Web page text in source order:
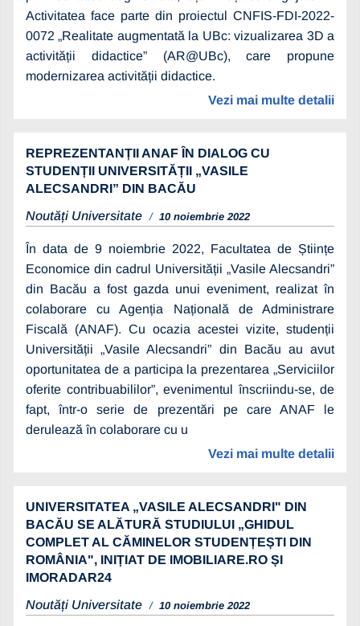
Activitatea face parte din proiectul CNFIS-FDI-2022-
0072 „Realitate augmentată la UBc: vizualizarea 3D a
activității didactice” (AR@UBc), care propune
modernizarea activității didactice.
Vezi mai multe detalii
REPREZENTANȚII ANAF ÎN DIALOG CU
STUDENȚII UNIVERSITĂȚII „VASILE
ALECSANDRI” DIN BACĂU
Noutăți Universitate
10 noiembrie 2022
În data de 9 noiembrie 2022, Facultatea de Științe
Economice din cadrul Universității „Vasile Alecsandri”
din Bacău a fost gazda unui eveniment, realizat în
colaborare cu Agenția Națională de Administrare
Fiscală (ANAF). Cu ocazia acestei vizite, studenții
Universității „Vasile Alecsandri” din Bacău au avut
oportunitatea de a participa la prezentarea „Serviciilor
oferite contribuabililor”, evenimentul înscriindu-se, de
fapt, într-o serie de prezentări pe care ANAF le
derulează în colaborare cu u
Vezi mai multe detalii
UNIVERSITATEA „VASILE ALECSANDRI" DIN
BACĂU SE ALĂTURĂ STUDIULUI „GHIDUL
COMPLET AL CĂMINELOR STUDENȚEȘTI DIN
ROMÂNIA", INIȚIAT DE IMOBILIARE.RO ȘI
IMORADAR24
Noutăți Universitate
10 noiembrie 2022